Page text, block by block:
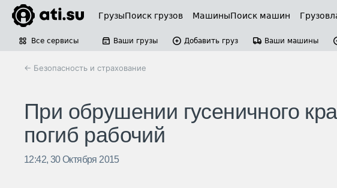
ГрузыПоиск грузов МашиныПоиск машин
Все сервисы Ваши грузы Добавить груз Ваши машины
← Безопасность и страхование
При обрушении гусеничного
погиб рабочий
12:42, 30 Октября 2015